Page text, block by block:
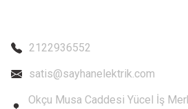
2122936552
satis@sayhanelektrik.com
Okçu Musa Caddesi Yücel İş